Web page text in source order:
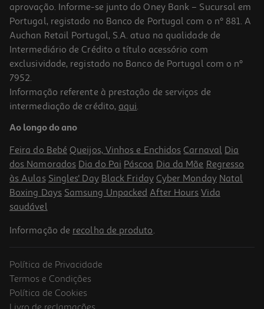
Desodorizante Isdin Invisible 50ml
9.99 €/un
9,99 €
aprovação. Informe-se junto do Oney Bank – Sucursal em
Portugal, registado no Banco de Portugal com o nº 881. A
Auchan Retail Portugal, S.A. atua na qualidade de
Intermediário de Crédito a título acessório com
exclusividade, registado no Banco de Portugal com o nº
7952.
Informação referente à prestação de serviços de
intermediação de crédito, aqui.
Ao longo do ano
Feira do Bebé Queijos, Vinhos e Enchidos Carnaval Dia
dos Namorados Dia do Pai Páscoa Dia da Mãe Regresso
às Aulas Singles' Day Black Friday Cyber Monday Natal
Boxing Days Samsung Unpacked After Hours Vida
saudável
Informação de recolha de produto.
Política de Privacidade
Termos e Condições
Política de Cookies
Livro de reclamações